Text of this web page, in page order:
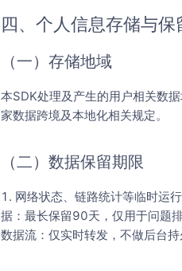
四、个人信息存储与保
（一）存储地域
本SDK处理及产生的用户相关数
家数据跨境及本地化相关规定。
（二）数据保留期限
1. 网络状态、链路统计等临时运
据：最长保留90天，仅用于问题
数据流：仅实时转发，不做后台持